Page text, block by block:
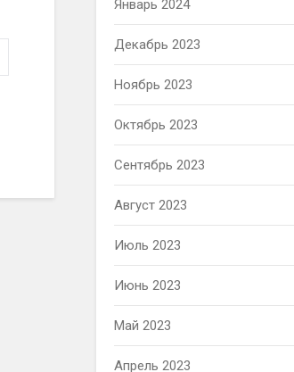
Январь 2024
Декабрь 2023
Ноябрь 2023
Октябрь 2023
Сентябрь 2023
Август 2023
Июль 2023
Июнь 2023
Май 2023
Апрель 2023